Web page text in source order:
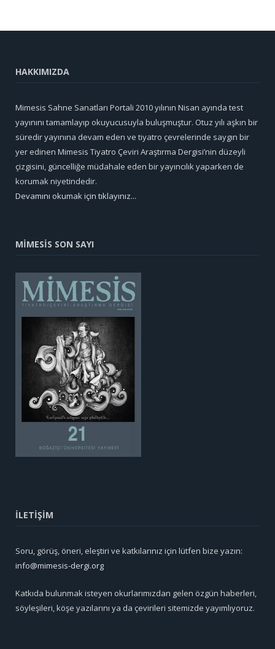
HAKKIMIZDA
Mimesis Sahne Sanatları Portali 2010 yılının Nisan ayında test
yayınını tamamlayıp okuyucusuyla buluşmuştur. Otuz yılı aşkın bir
süredir yayınına devam eden ve tiyatro çevrelerinde saygın bir
yer edinen Mimesis Tiyatro Çeviri Araştırma Dergisi’nin düzeyli
çizgisini, güncelliğe müdahale eden bir yayıncılık yaparken de
korumak niyetindedir.
Devamını okumak için tıklayınız...
MİMESİS SON SAYI
İLETİŞİM
Soru, görüş, öneri, eleştiri ve katkılarınız için lütfen bize yazın:
info@mimesis-dergi.org
Katkıda bulunmak isteyen okurlarımızdan gelen özgün haberleri,
söyleşileri, köşe yazılarını ya da çevirileri sitemizde yayımlıyoruz.